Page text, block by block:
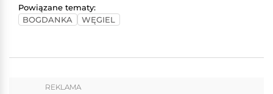
Powiązane tematy:
BOGDANKA
WĘGIEL
REKLAMA